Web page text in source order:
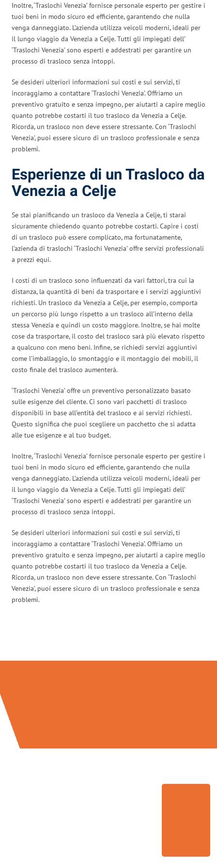
Inoltre, ‘Traslochi Venezia’ fornisce personale esperto per gestire i
tuoi beni in modo sicuro ed efficiente, garantendo che nulla
venga danneggiato. L’azienda utilizza veicoli moderni, ideali per
il lungo viaggio da Venezia a Celje. Tutti gli impiegati dell’
‘Traslochi Venezia’ sono esperti e addestrati per garantire un
processo di trasloco senza intoppi.
Se desideri ulteriori informazioni sui costi e sui servizi, ti
incoraggiamo a contattare ‘Traslochi Venezia’. Offriamo un
preventivo gratuito e senza impegno, per aiutarti a capire meglio
quanto potrebbe costarti il tuo trasloco da Venezia a Celje.
Ricorda, un trasloco non deve essere stressante. Con ‘Traslochi
Venezia’, puoi essere sicuro di un trasloco professionale e senza
problemi.
Esperienze di un Trasloco da
Venezia a Celje
Se stai pianificando un trasloco da Venezia a Celje, ti starai
sicuramente chiedendo quanto potrebbe costarti. Capire i costi
di un trasloco può essere complicato, ma fortunatamente,
l’azienda di traslochi ‘Traslochi Venezia’ offre servizi professionali
a prezzi equi.
I costi di un trasloco sono influenzati da vari fattori, tra cui la
distanza, la quantità di beni da trasportare e i servizi aggiuntivi
richiesti. Un trasloco da Venezia a Celje, per esempio, comporta
un percorso più lungo rispetto a un trasloco all’interno della
stessa Venezia e quindi un costo maggiore. Inoltre, se hai molte
cose da trasportare, il costo del trasloco sarà più elevato rispetto
a qualcuno con meno beni. Infine, se richiedi servizi aggiuntivi
come l’imballaggio, lo smontaggio e il montaggio dei mobili, il
costo finale del trasloco aumenterà.
‘Traslochi Venezia’ offre un preventivo personalizzato basato
sulle esigenze del cliente. Ci sono vari pacchetti di trasloco
disponibili in base all’entità del trasloco e ai servizi richiesti.
Questo significa che puoi scegliere un pacchetto che si adatta
alle tue esigenze e al tuo budget.
Inoltre, ‘Traslochi Venezia’ fornisce personale esperto per gestire i
tuoi beni in modo sicuro ed efficiente, garantendo che nulla
venga danneggiato. L’azienda utilizza veicoli moderni, ideali per
il lungo viaggio da Venezia a Celje. Tutti gli impiegati dell’
‘Traslochi Venezia’ sono esperti e addestrati per garantire un
processo di trasloco senza intoppi.
Se desideri ulteriori informazioni sui costi e sui servizi, ti
incoraggiamo a contattare ‘Traslochi Venezia’. Offriamo un
preventivo gratuito e senza impegno, per aiutarti a capire meglio
quanto potrebbe costarti il tuo trasloco da Venezia a Celje.
Ricorda, un trasloco non deve essere stressante. Con ‘Traslochi
Venezia’, puoi essere sicuro di un trasloco professionale e senza
problemi.